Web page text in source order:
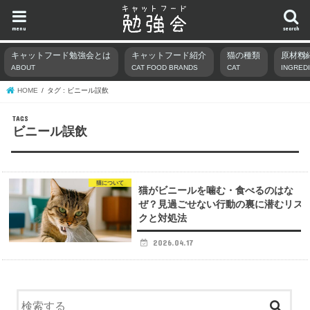
search
menu
キャットフード勉強会とは
ABOUT
キャットフード紹介
CAT FOOD BRANDS
猫の種類
CAT
原材料
HOME タグ : ビニール誤飲
ビニール誤飲
猫について
猫がビニールを噛む・食べるのはな
ぜ？見過ごせない行動の裏に潜むリス
クと対処法
2026.04.17